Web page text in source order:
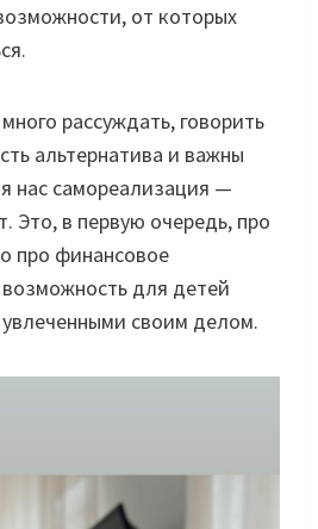
от которых
рассуждать, говорить
альтернатива и важны
нас самореализация —
Это, в первую очередь, про
про финансовое
для детей
своим делом.